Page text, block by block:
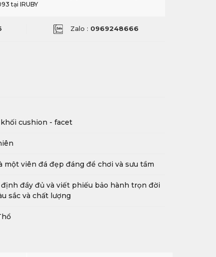
tại IRUBY
Zalo : 0969248666
cushion - facet
một viên đá đẹp đáng để chơi và sưu tầm
định đầy đủ và viết phiếu bảo hành trọn đời
sắc và chất lượng